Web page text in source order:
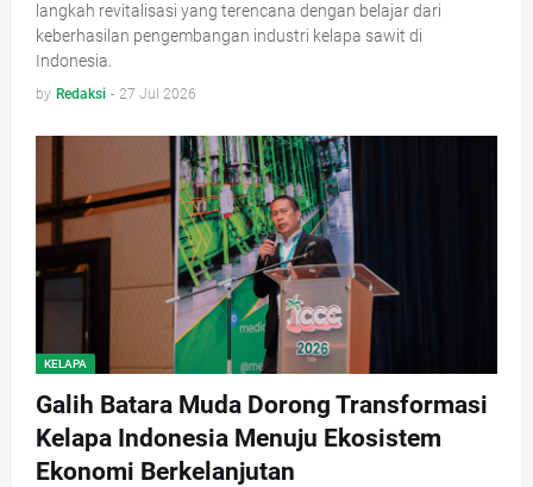
langkah revitalisasi yang terencana dengan belajar dari
keberhasilan pengembangan industri kelapa sawit di
Indonesia.
by Redaksi - 27 Jul 2026
KELAPA
Galih Batara Muda Dorong Transformasi
Kelapa Indonesia Menuju Ekosistem
Ekonomi Berkelanjutan